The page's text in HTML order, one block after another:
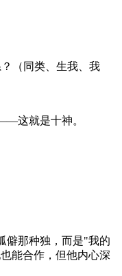
（同类、生我、我
这就是十神。
僻那种独，而是"我的
能合作，但他内心深